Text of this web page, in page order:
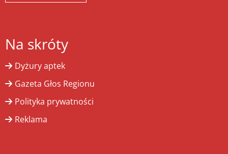
Na skróty
Dyżury aptek
Gazeta Głos Regionu
Polityka prywatności
Reklama